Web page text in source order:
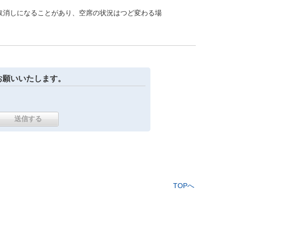
しになることがあり、空席の状況はつど変わる場
いいたします。
TOPへ